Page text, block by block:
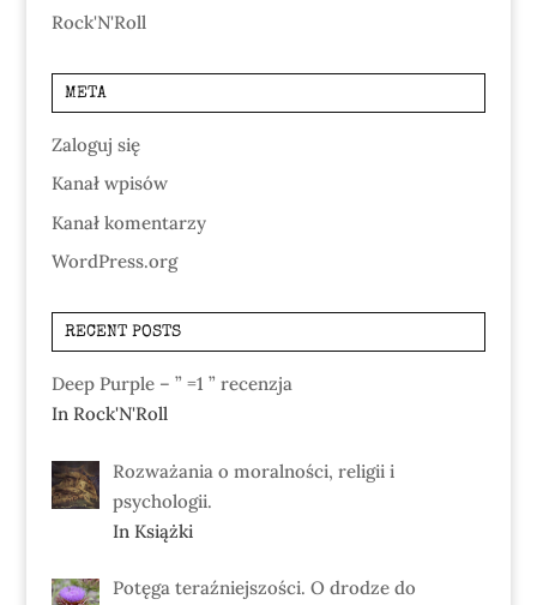
Rock'N'Roll
META
Zaloguj się
Kanał wpisów
Kanał komentarzy
WordPress.org
RECENT POSTS
Deep Purple – ” =1 ” recenzja
In Rock'N'Roll
Rozważania o moralności, religii i
psychologii.
In Książki
Potęga teraźniejszości. O drodze do